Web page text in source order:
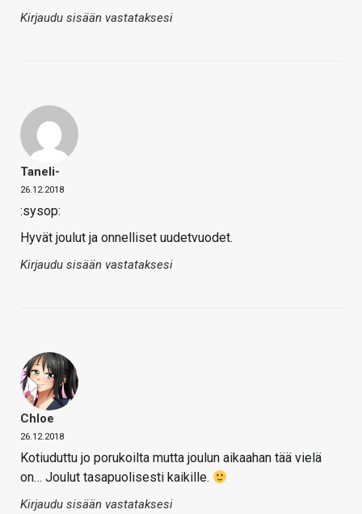
Kirjaudu sisään vastataksesi
Taneli-
26.12.2018
:sysop:
Hyvät joulut ja onnelliset uudetvuodet.
Kirjaudu sisään vastataksesi
Chloe
26.12.2018
Kotiuduttu jo porukoilta mutta joulun aikaahan tää vielä
on… Joulut tasapuolisesti kaikille.
Kirjaudu sisään vastataksesi